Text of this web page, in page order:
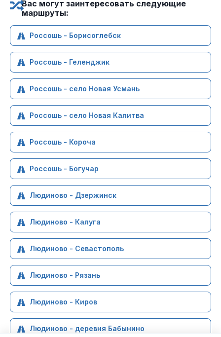
Вас могут заинтересовать следующие
маршруты:
Россошь - Борисоглебск
Россошь - Геленджик
Россошь - село Новая Усмань
Россошь - село Новая Калитва
Россошь - Короча
Россошь - Богучар
Людиново - Дзержинск
Людиново - Калуга
Людиново - Севастополь
Людиново - Рязань
Людиново - Киров
Людиново - деревня Бабынино